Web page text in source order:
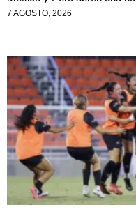
7 AGOSTO, 2026